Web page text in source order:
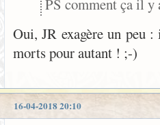
Oui, JR exagère un peu
morts pour autant ! ;-)
16-04-2018 20:10